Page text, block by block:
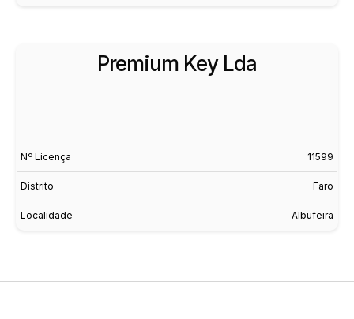
Premium Key Lda
Nº Licença 11599
Distrito Faro
Localidade Albufeira